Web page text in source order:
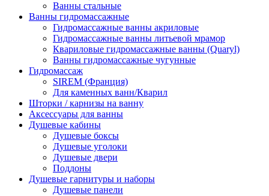
Ванны стальные
Ванны гидромассажные
Гидромассажные ванны акриловые
Гидромассажные ванны литьевой мрамор
Квариловые гидромассажные ванны (Quaryl)
Ванны гидромассажные чугунные
Гидромассаж
SIREM (Франция)
Для каменных ванн/Кварил
Шторки / карнизы на ванну
Аксессуары для ванны
Душевые кабины
Душевые боксы
Душевые уголоки
Душевые двери
Поддоны
Душевые гарнитуры и наборы
Душевые панели